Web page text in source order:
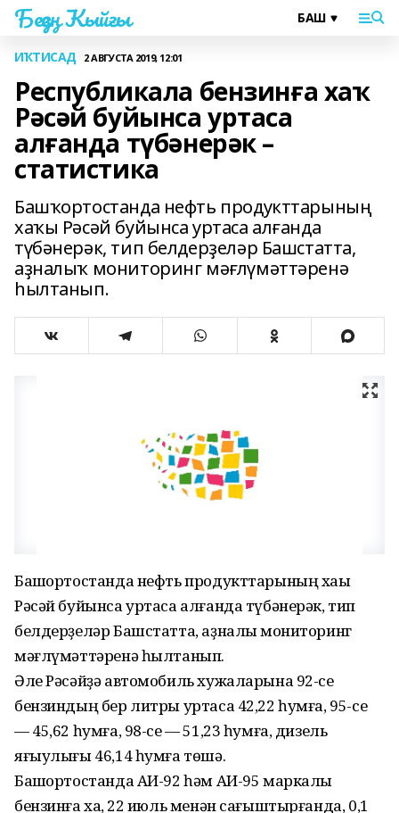
Беҙҙең Ҡыйғы
ИҠТИСАД 2 АВГУСТА 2019, 12:01
Республикала бензинға хаҡ
Рәсәй буйынса уртаса
алғанда түбәнерәк –
статистика
Башҡортостанда нефть продукттарының
хаҡы Рәсәй буйынса уртаса алғанда
түбәнерәк, тип белдерҙеләр Башстатта,
аҙналыҡ мониторинг мәғлүмәттәренә
һылтанып.
Башҡортостанда нефть продукттарының хаҡы
Рәсәй буйынса уртаса алғанда түбәнерәк, тип
белдерҙеләр Башстатта, аҙналыҡ мониторинг
мәғлүмәттәренә һылтанып.
Әле Рәсәйҙә автомобиль хужаларына 92-се
бензиндың бер литры уртаса 42,22 һумға, 95-се
— 45,62 һумға, 98-се — 51,23 һумға, дизель
яғыулығы 46,14 һумға төшә.
Башҡортостанда АИ-92 һәм АИ-95 маркалы
бензинға хаҡ, 22 июль менән сағыштырғанда, 0,1